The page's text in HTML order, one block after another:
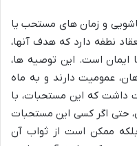
و زمان های مستحب یا
نطفه دارد که هدف آنها،
ایمان است. این توصیه ها،
عمومیت دارند و به ماه
داشت که این مستحبات، با
حتی اگر کسی این مستحبات
ممکن است از ثواب آن